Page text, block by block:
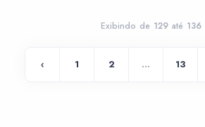
Exibindo de 129 até 136
‹ 1 2 ... 13